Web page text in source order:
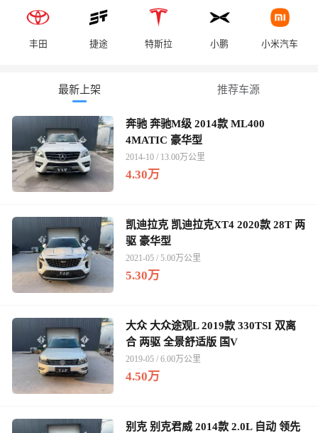
丰田 捷途 特斯拉 小鹏 小米汽车
最新上架 推荐车源
奔驰 奔驰M级 2014款 ML400
4MATIC 豪华型
2014-10 / 13.00万公里
4.30万
凯迪拉克 凯迪拉克XT4 2020款 28T 两
驱 豪华型
2021-05 / 5.00万公里
5.30万
大众 大众途观L 2019款 330TSI 双离
合 两驱 全景舒适版 国V
2019-05 / 6.00万公里
4.50万
别克 别克君威 2014款 2.0L 自动 领先